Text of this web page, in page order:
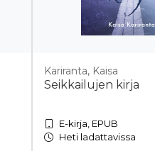
Kariranta, Kaisa
Seikkailujen kirja
E-kirja, EPUB
Heti ladattavissa